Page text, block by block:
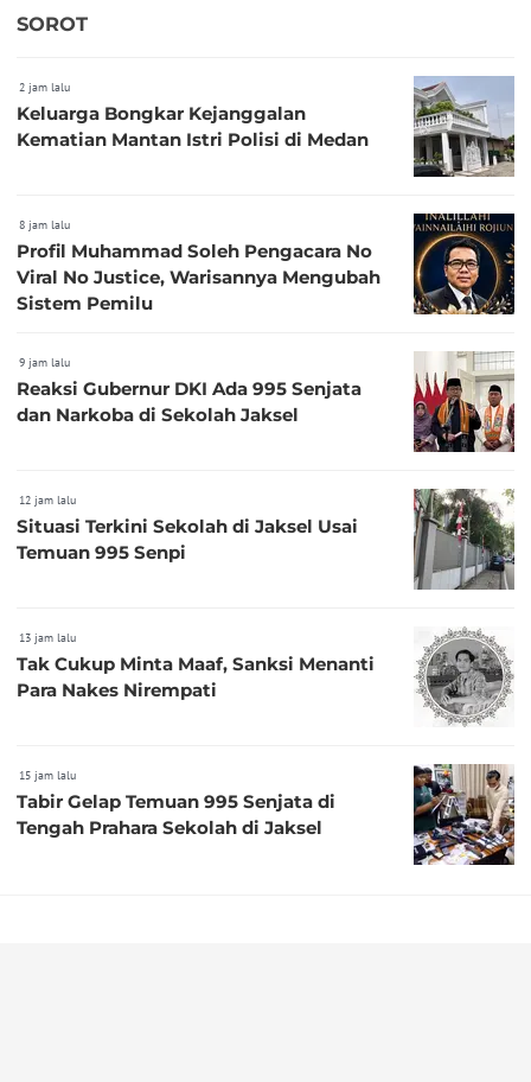
SOROT
2 jam lalu
Keluarga Bongkar Kejanggalan
Kematian Mantan Istri Polisi di Medan
8 jam lalu
Profil Muhammad Soleh Pengacara No
Viral No Justice, Warisannya Mengubah
Sistem Pemilu
9 jam lalu
Reaksi Gubernur DKI Ada 995 Senjata
dan Narkoba di Sekolah Jaksel
12 jam lalu
Situasi Terkini Sekolah di Jaksel Usai
Temuan 995 Senpi
13 jam lalu
Tak Cukup Minta Maaf, Sanksi Menanti
Para Nakes Nirempati
15 jam lalu
Tabir Gelap Temuan 995 Senjata di
Tengah Prahara Sekolah di Jaksel